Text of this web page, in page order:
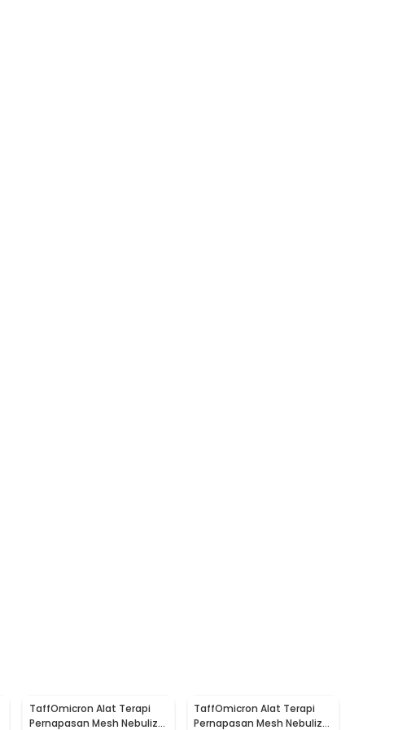
TaffOmicron Alat Terapi
Pernapasan Mesh Nebulizer
TaffOmicron Alat Terapi
Pernapasan Mesh Nebulizer